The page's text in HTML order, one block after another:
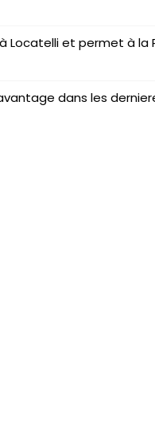
Locatelli et permet à
dans les